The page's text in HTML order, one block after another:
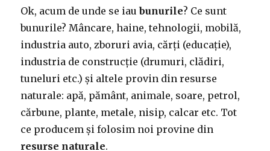
Ok, acum de unde se iaubunurile? Ce sunt
bunurile? Mâncare, haine, tehnologii, mobilă,
industria auto, zboruri avia, cărți (educație),
industria de construcție (drumuri, clădiri,
tuneluri etc.) și altele provin din resurse
naturale: apă, pământ, animale, soare, petrol,
cărbune, plante, metale, nisip, calcar etc. Tot
ce producem și folosim noi provine din
resurse naturale.